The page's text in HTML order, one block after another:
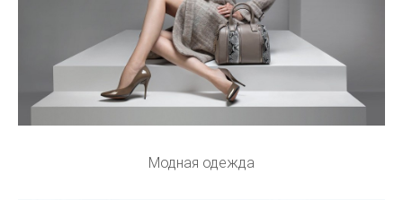
Модная одежда